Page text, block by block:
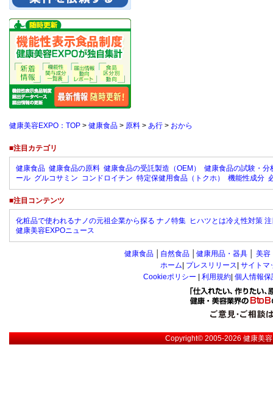
健康美容EXPO：TOP > 健康食品 > 原料 > あ行 > おから
■注目カテゴリ
健康食品 健康食品の原料 健康食品の受託製造（OEM）
健康食品の試験・分
ール グルコサミン コンドロイチン 特定保健用食品（トクホ） 機能性成分
■注目コンテンツ
化粧品で使われるナノの元祖企業から探る ナノ特集 ヒハツとは冷え性対策
健康美容EXPOニュース
健康食品 自然食品 健康用品・器具 美容
ホーム プレスリリース サイトマ
Cookieポリシー
利用規約 個人情報
Copyright© 2005-2026健康美